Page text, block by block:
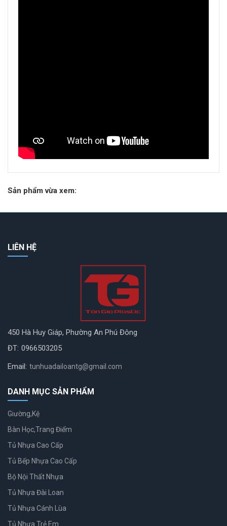
Sản phẩm vừa xem:
LIÊN HỆ
450 Hà Huy Giáp, Phường An Phú Đông
ĐT: 0966503205
Email: tunhuadailoantg@gmail.com
DANH MỤC SẢN PHẨM
Giường,Kệ
Bàn Học,Trang Điểm
Tủ Nhựa Cao Cấp
Tủ Bếp Nhựa Cao Cấp
Bộ Nội Thất Nhựa
Tủ Nhựa Đài Loan
Tủ Nhựa Cánh Lùa
Tủ Nhựa Trẻ Em